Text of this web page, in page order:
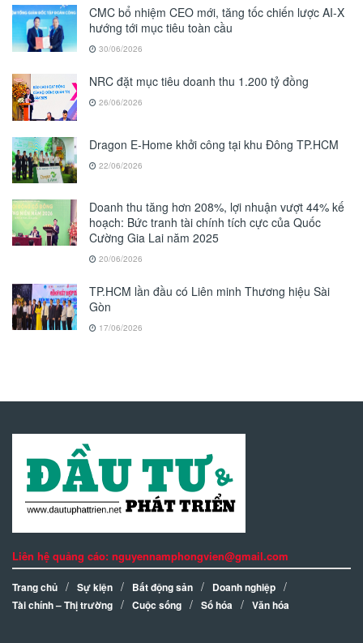
CMC bổ nhiệm CEO mới, tăng tốc chiến lược AI-X
hướng tới mục tiêu toàn cầu
30/06/2026
NRC đặt mục tiêu doanh thu 1.200 tỷ đồng
26/06/2026
Dragon E-Home khởi công tại khu Đông TP.HCM
22/06/2026
Doanh thu tăng hơn 208%, lợi nhuận vượt 44% kế
hoạch: Bức tranh tài chính tích cực của Quốc
Cường Gia Lai năm 2025
20/06/2026
TP.HCM lần đầu có Liên minh Thương hiệu Sài
Gòn
17/06/2026
Liên hệ quảng cáo: nguyennamphongvien@gmail.com
Trang chủ Sự kiện Bất động sản
Doanh nghiệp
Tài chính – Thị trường
Cuộc sống Số hóa Văn hóa